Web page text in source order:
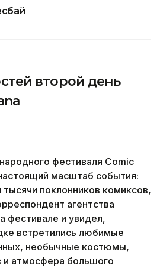
второй день
фестиваля Comic
масштаб события:
поклонников комиксов,
агентства
фестивале и увидел,
встретились любимые
необычные костюмы,
и атмосфера большого